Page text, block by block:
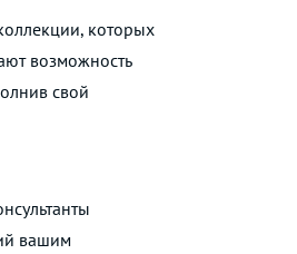
которых
возможность
свой
вашим